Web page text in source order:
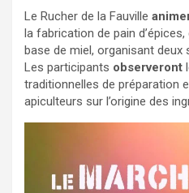
Le Rucher de la Fauville
la fabrication de pain
base de miel, organisant deux
Les participants observeront
traditionnelles de préparation
apiculteurs sur l’origine des